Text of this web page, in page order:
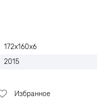
172х160х6
2015
Избранное